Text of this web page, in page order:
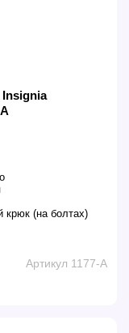
крюк (на болтах)
Артикул 1177-A